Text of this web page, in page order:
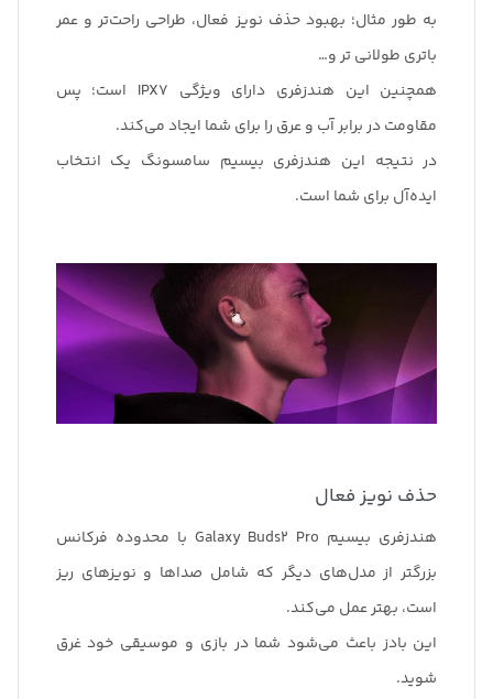
به طور مثال؛ بهبود حذف نویز فعال، طراحی راحت‌تر و عمر
باتری طولانی تر و…
همچنین این هندزفری دارای ویژگی IPX7 است؛ پس
مقاومت در برابر آب و عرق را برای شما ایجاد می‌کند.
در نتیجه این هندزفری بیسیم سامسونگ یک انتخاب
ایده‌آل برای شما است.
حذف نویز فعال
هندزفری بیسیم Galaxy Buds2 Pro با محدوده فرکانس
بزرگتر از مدل‌های دیگر که شامل صداها و نویزهای ریز
است، بهتر عمل می‌کند.
این بادز باعث می‌شود شما در بازی و موسیقی خود غرق
شوید.